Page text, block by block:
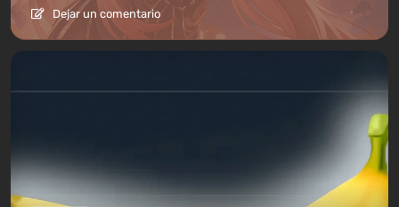
Dejar un comentario